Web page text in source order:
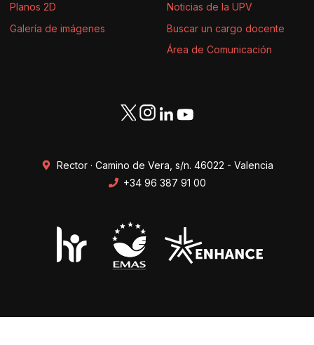
Planos 2D
Galería de imágenes
Noticias de la UPV
Buscar un cargo docente
Área de Comunicación
Rector · Camino de Vera, s/n. 46022 - Valencia
+34 96 387 91 00